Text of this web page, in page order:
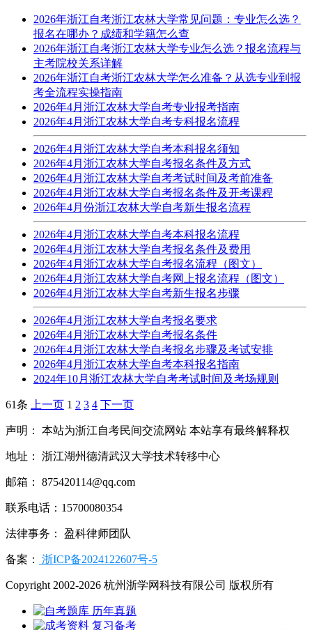
2026年浙江自考浙江农林大学常见问题：专业怎么选？
报名在哪办？成绩和学籍怎么查
2026年浙江自考浙江农林大学专业怎么选？报名流程与
主考院校关系详解
2026年浙江自考浙江农林大学怎么准备？从选专业到报
考全流程实操指南
2026年4月浙江农林大学自考专业报考指南
2026年4月浙江农林大学自考专科报名流程
2026年4月浙江农林大学自考本科报名须知
2026年4月浙江农林大学自考报名条件及方式
2026年4月浙江农林大学自考考试时间及考前准备
2026年4月浙江农林大学自考报名条件及开考课程
2026年4月份浙江农林大学自考新生报名流程
2026年4月浙江农林大学自考本科报名流程
2026年4月浙江农林大学自考报名条件及费用
2026年4月浙江农林大学自考报名流程（图文）
2026年4月浙江农林大学自考网上报名流程（图文）
2026年4月浙江农林大学自考新生报名步骤
2026年4月浙江农林大学自考报名要求
2026年4月浙江农林大学自考报名条件
2026年4月浙江农林大学自考报名步骤及考试安排
2026年4月浙江农林大学自考本科报名指南
2024年10月浙江农林大学自考考试时间及考场规则
61条 上一页 1 2 3 4 下一页
声明： 本站为浙江自考民间交流网站 本站享有最终解释权
地址： 浙江湖州德清武汉大学技术转移中心
邮箱： 875420114@qq.com
联系电话：15700080354
法律事务： 盈科律师团队
备案： 浙ICP备2024122607号-5
Copyright 2002-2026 杭州浙学网科技有限公司 版权所有
历年真题
复习备考